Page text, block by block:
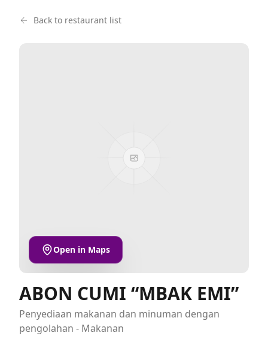
Back to restaurant list
Open in Maps
ABON CUMI “MBAK EMI”
Penyediaan makanan dan minuman dengan
pengolahan - Makanan